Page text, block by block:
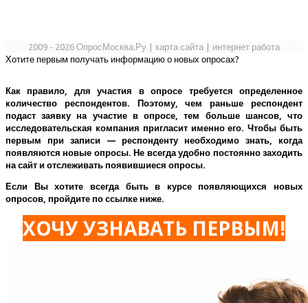
2009 - 2026 ОпросМосква.Ру | карта сайта | интернет работа
Хотите первым получать информацию о новых опросах?
Как правило, для участия в опросе требуется определенное
количество респондентов. Поэтому, чем раньше респондент
подаст заявку на участие в опросе, тем больше шансов, что
исследовательская компания пригласит именно его.Чтобы быть
первым при записи — респонденту необходимо знать, когда
появляются новые опросы. Не всегда удобно постоянно заходить
на сайт и отслеживать появившиеся опросы.
Если Вы хотите всегда быть в курсе появляющихся новых
опросов, пройдите по ссылке ниже.
ХОЧУ УЗНАВАТЬ ПЕРВЫМ!